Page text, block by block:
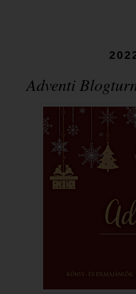
Adventi